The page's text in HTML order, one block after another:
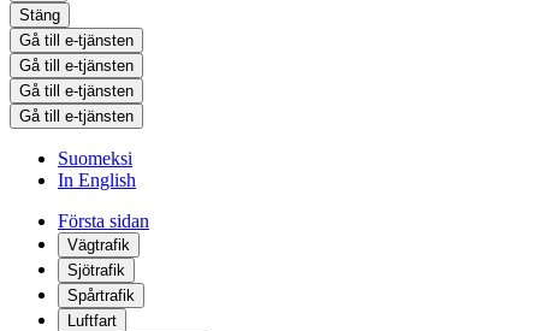
Stäng
Gå till e-tjänsten
Gå till e-tjänsten
Gå till e-tjänsten
Gå till e-tjänsten
Suomeksi
In English
Första sidan
Vägtrafik
Sjötrafik
Spårtrafik
Luftfart